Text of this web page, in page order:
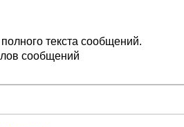
текста сообщений.
сообщений